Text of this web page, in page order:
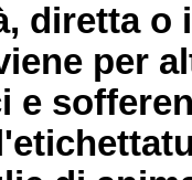
diretta o
per
e